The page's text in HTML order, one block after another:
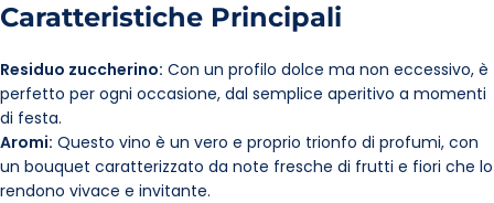
Caratteristiche Principali
Residuo zuccherino: Con un profilo dolce ma non eccessivo, è
perfetto per ogni occasione, dal semplice aperitivo a momenti
di festa.
Aromi: Questo vino è un vero e proprio trionfo di profumi, con
un bouquet caratterizzato da note fresche di frutti e fiori che lo
rendono vivace e invitante.